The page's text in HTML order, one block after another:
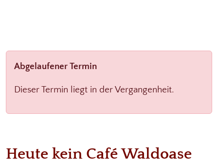
Abgelaufener Termin
Dieser Termin liegt in der Vergangenheit.
Heute kein Café Waldoase